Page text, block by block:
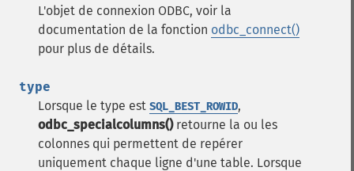
L'objet de connexion ODBC, voir la
documentation de la fonction odbc_connect()
pour plus de détails.
type
Lorsque le type est SQL_BEST_ROWID,
odbc_specialcolumns()retourne la ou les
colonnes qui permettent de repérer
uniquement chaque ligne d'une table. Lorsque